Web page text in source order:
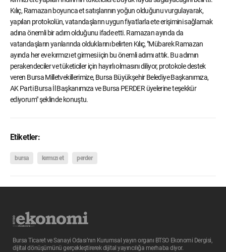
Kılıç, Ramazan boyunca et satışlarının yoğun olduğunu vurgulayarak,
yapılan protokolün, vatandaşların uygun fiyatlarla ete erişimini sağlamak
adına önemli bir adım olduğunu ifade etti. Ramazan ayında da
vatandaşların yanlarında olduklarını belirten Kılıç, "Mübarek Ramazan
ayında her eve kırmızı et girmesi için bu önemli adımı attık. Bu adımın
perakendeciler ve tüketiciler için hayırlı olmasını diliyor, protokole destek
veren Bursa Milletvekillerimize, Bursa Büyükşehir Belediye Başkanımıza,
AK Parti Bursa İl Başkanımıza ve Bursa PERDER üyelerine teşekkür
ediyorum" şeklinde konuştu.
Etiketler:
bursa kırmızı et perder
Bursa Ticaret ve Sanayi Odası’nın Kurumsal yayın organı BTSO Ekonomi Dergisi,
dijital dönüşümünü gerçekleştirerek dijital yayıncılığa merhaba diyor.